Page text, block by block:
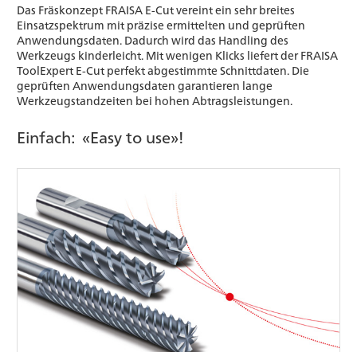
Das Fräskonzept FRAISA E-Cut vereint ein sehr breites
Einsatzspektrum mit präzise ermittelten und geprüften
Anwendungsdaten. Dadurch wird das Handling des
Werkzeugs kinderleicht. Mit wenigen Klicks liefert der FRAISA
ToolExpert E-Cut perfekt abgestimmte Schnittdaten. Die
geprüften Anwendungsdaten garantieren lange
Werkzeugstandzeiten bei hohen Abtragsleistungen.
Einfach: «Easy to use»!